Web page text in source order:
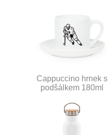
Cappuccino hrnek s
podšálkem 180ml